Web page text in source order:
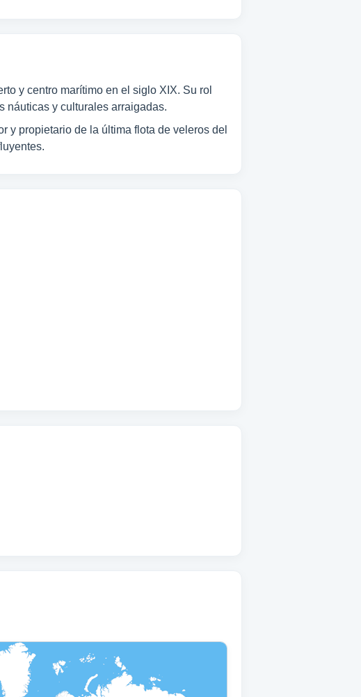
y centro marítimo en el siglo XIX. Su rol
náuticas y culturales arraigadas.
y propietario de la última flota de veleros del